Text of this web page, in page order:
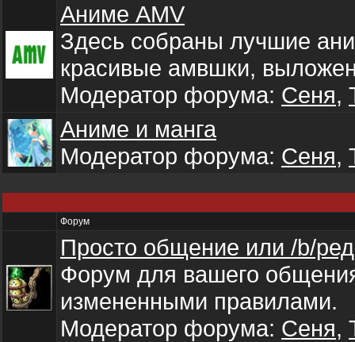
Аниме AMV
Здесь собраны лучшие
красивые амвшки,
Модератор форума: Сеня,
Аниме и манга
Модератор форума: Сеня,
Форум
Просто общение или /b/ред
Форум для вашего
измененными правилами.
Модератор форума: Сеня,